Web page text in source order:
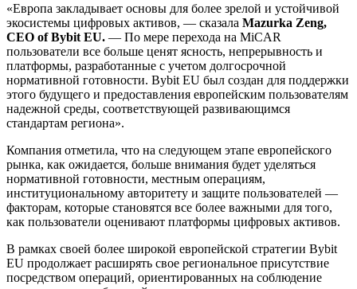
«Европа закладывает основы для более зрелой и устойчивой
экосистемы цифровых активов, — сказала Mazurka Zeng,
CEO of Bybit EU. — По мере перехода на MiCAR
пользователи все больше ценят ясность, непрерывность и
платформы, разработанные с учетом долгосрочной
нормативной готовности. Bybit EU был создан для поддержки
этого будущего и предоставления европейским пользователям
надежной среды, соответствующей развивающимся
стандартам региона».
Компания отметила, что на следующем этапе европейского
рынка, как ожидается, больше внимания будет уделяться
нормативной готовности, местным операциям,
институциональному авторитету и защите пользователей —
факторам, которые становятся все более важными для того,
как пользователи оценивают платформы цифровых активов.
В рамках своей более широкой европейской стратегии Bybit
EU продолжает расширять свое региональное присутствие
посредством операций, ориентированных на соблюдение